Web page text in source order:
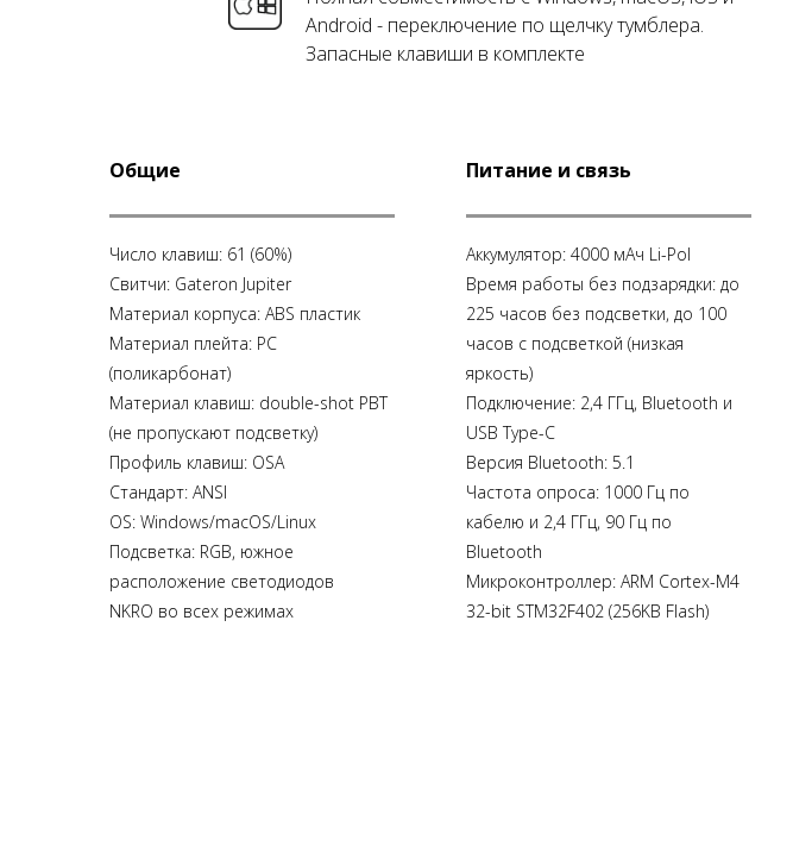
Android - переключение по щелчку тумблера.
Запасные клавиши в комплекте
Общие
Число клавиш: 61 (60%)
Свитчи: Gateron Jupiter
Материал корпуса: ABS пластик
Материал плейта: PC
(поликарбонат)
Материал клавиш: double-shot PBT
(не пропускают подсветку)
Профиль клавиш: OSA
Стандарт: ANSI
OS: Windows/macOS/Linux
Подсветка: RGB, южное
расположение светодиодов
NKRO во всех режимах
Питание и связь
Аккумулятор: 4000 мАч Li-Pol
Время работы без подзарядки: до
225 часов без подсветки, до 100
часов с подсветкой (низкая
яркость)
Подключение: 2,4 ГГц, Bluetooth и
USB Type-C
Версия Bluetooth: 5.1
Частота опроса: 1000 Гц по
кабелю и 2,4 ГГц, 90 Гц по
Bluetooth
Микроконтроллер: ARM Cortex-M4
32-bit STM32F402 (256KB Flash)